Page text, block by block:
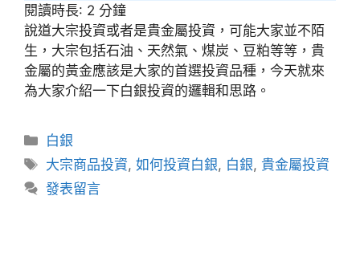
閱讀時長: 2 分鐘
說道大宗投資或者是貴金屬投資，可能大家並不陌
生，大宗包括石油、天然氣、煤炭、豆粕等等，貴
金屬的黃金應該是大家的首選投資品種，今天就來
為大家介紹一下白銀投資的邏輯和思路。
分
類
白銀
標
籤
大宗商品投資,如何投資白銀, 白銀, 貴金屬投資
發表留言